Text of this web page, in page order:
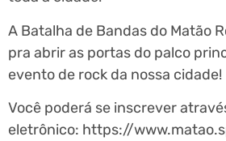
A Batalha de Bandas do Matão
pra abrir as portas do palco
evento de rock da nossa cidade!
Você poderá se inscrever
eletrônico: https://